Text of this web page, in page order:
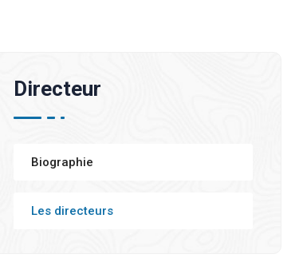
Directeur
Biographie
Les directeurs